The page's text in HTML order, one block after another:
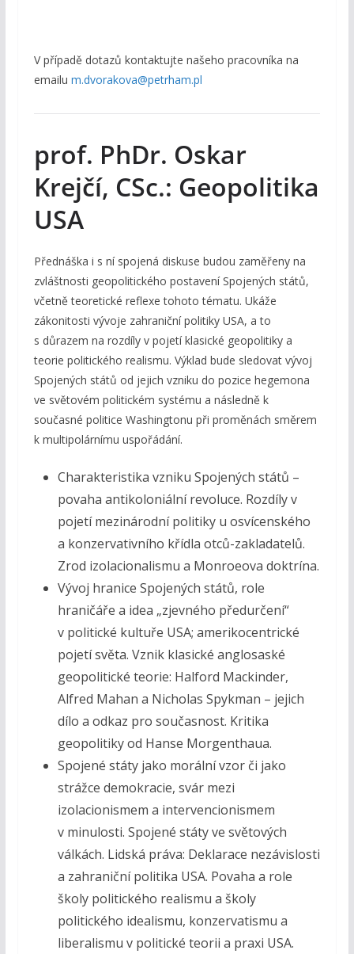
V případě dotazů kontaktujte našeho pracovníka na
emailu m.dvorakova@petrham.pl
prof. PhDr. Oskar
Krejčí, CSc.: Geopolitika
USA
Přednáška i s ní spojená diskuse budou zaměřeny na
zvláštnosti geopolitického postavení Spojených států,
včetně teoretické reflexe tohoto tématu. Ukáže
zákonitosti vývoje zahraniční politiky USA, a to
s důrazem na rozdíly v pojetí klasické geopolitiky a
teorie politického realismu. Výklad bude sledovat vývoj
Spojených států od jejich vzniku do pozice hegemona
ve světovém politickém systému a následně k
současné politice Washingtonu při proměnách směrem
k multipolárnímu uspořádání.
Charakteristika vzniku Spojených států –
povaha antikoloniální revoluce. Rozdíly v
pojetí mezinárodní politiky u osvícenského
a konzervativního křídla otců-zakladatelů.
Zrod izolacionalismu a Monroeova doktrína.
Vývoj hranice Spojených států, role
hraničáře a idea „zjevného předurčení“
v politické kultuře USA; amerikocentrické
pojetí světa. Vznik klasické anglosaské
geopolitické teorie: Halford Mackinder,
Alfred Mahan a Nicholas Spykman – jejich
dílo a odkaz pro současnost. Kritika
geopolitiky od Hanse Morgenthaua.
Spojené státy jako morální vzor či jako
strážce demokracie, svár mezi
izolacionismem a intervencionismem
v minulosti. Spojené státy ve světových
válkách. Lidská práva: Deklarace nezávislosti
a zahraniční politika USA. Povaha a role
školy politického realismu a školy
politického idealismu, konzervatismu a
liberalismu v politické teorii a praxi USA.